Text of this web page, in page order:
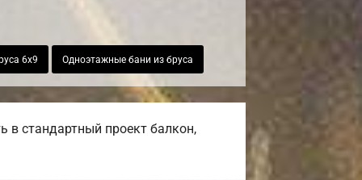
6х9 Одноэтажные бани из бруса
стандартный проект балкон,